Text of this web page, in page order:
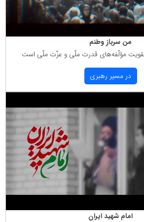
من سرباز وطنم
مؤلّفه‌های قدرت ملّی و عزّت ملّی است
در مسیر رهبری
امام شهید ایران